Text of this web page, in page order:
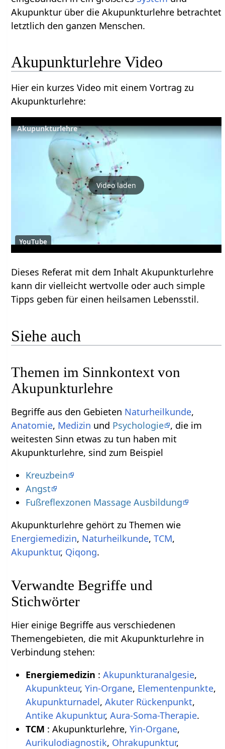
Akupunktur über die Akupunkturlehre betrachtet
letztlich den ganzen Menschen.
Akupunkturlehre Video
Hier ein kurzes Video mit einem Vortrag zu
Akupunkturlehre:
Akupunkturlehre
Video laden
YouTube
Dieses Referat mit dem Inhalt Akupunkturlehre
kann dir vielleicht wertvolle oder auch simple
Tipps geben für einen heilsamen Lebensstil.
Siehe auch
Themen im Sinnkontext von
Akupunkturlehre
Begriffe aus den Gebieten Naturheilkunde,
Anatomie, Medizin und Psychologie , die im
weitesten Sinn etwas zu tun haben mit
Akupunkturlehre, sind zum Beispiel
Kreuzbein
Angst
Fußreflexzonen Massage Ausbildung
Akupunkturlehre gehört zu Themen wie
Energiemedizin, Naturheilkunde,TCM,
Akupunktur, Qiqong.
Verwandte Begriffe und
Stichwörter
Hier einige Begriffe aus verschiedenen
Themengebieten, die mit Akupunkturlehre in
Verbindung stehen:
Energiemedizin : Akupunkturanalgesie,
Akupunkteur, Yin-Organe, Elementenpunkte,
Akupunkturnadel, Akuter Rückenpunkt,
Antike Akupunktur, Aura-Soma-Therapie.
TCM : Akupunkturlehre, Yin-Organe,
Aurikulodiagnostik, Ohrakupunktur,